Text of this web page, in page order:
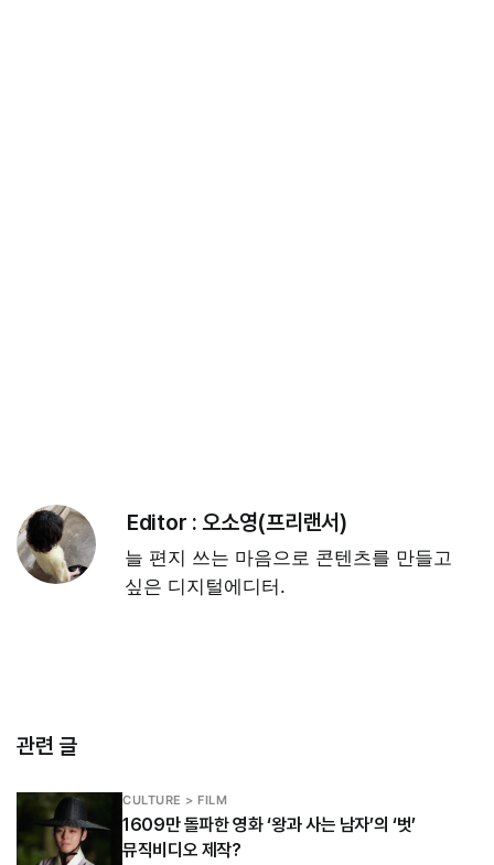
Editor :오소영(프리랜서)
늘 편지 쓰는 마음으로 콘텐츠를 만들고
싶은 디지털에디터.
관련 글
CULTURE > FILM
1609만 돌파한 영화 ‘왕과 사는 남자’의 ‘벗’
뮤직비디오 제작?